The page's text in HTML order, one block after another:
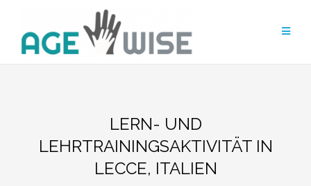
springen
LERN- UND
LEHRTRAININGSAKTIVITÄT IN
LECCE, ITALIEN